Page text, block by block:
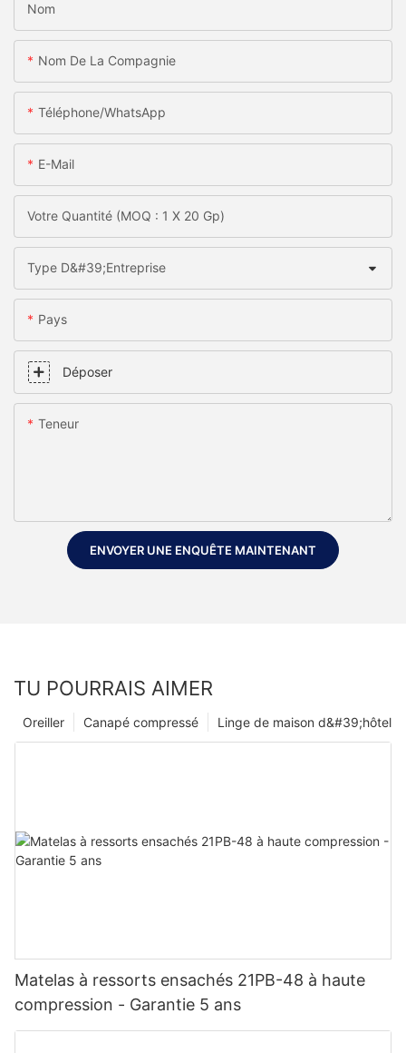
Nom
Nom De La Compagnie
Téléphone/WhatsApp
E-Mail
Votre Quantité (MOQ : 1 X 20 Gp)
Type D&#39;entreprise
Pays
Déposer
Teneur
ENVOYER UNE ENQUÊTE MAINTENANT
TU POURRAIS AIMER
Linge de maison d&#39;hôtel
Canapé compressé
Oreiller
Matelas à ressorts ensachés 21PB-48 à haute
compression - Garantie 5 ans